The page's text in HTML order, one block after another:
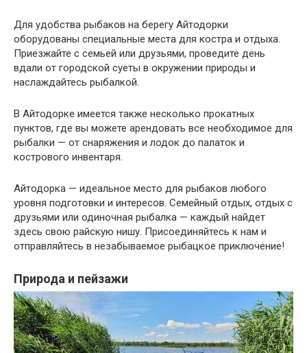
Для удобства рыбаков на берегу Айтодорки
оборудованы специальные места для костра и отдыха.
Приезжайте с семьей или друзьями, проведите день
вдали от городской суеты в окружении природы и
наслаждайтесь рыбалкой.
В Айтодорке имеется также несколько прокатных
пунктов, где вы можете арендовать все необходимое для
рыбалки — от снаряжения и лодок до палаток и
кострового инвентаря.
Айтодорка — идеальное место для рыбаков любого
уровня подготовки и интересов. Семейный отдых, отдых с
друзьями или одиночная рыбалка — каждый найдет
здесь свою райскую нишу. Присоединяйтесь к нам и
отправляйтесь в незабываемое рыбацкое приключение!
Природа и пейзажи